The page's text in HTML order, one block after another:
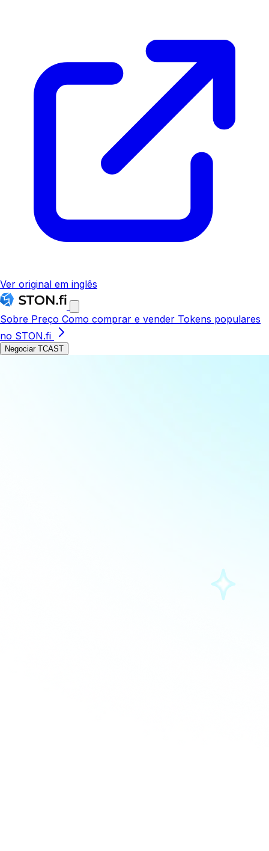
Ver original em inglês
Sobre Preço Como comprar e vender Tokens populares
no STON.fi
Negociar TCAST